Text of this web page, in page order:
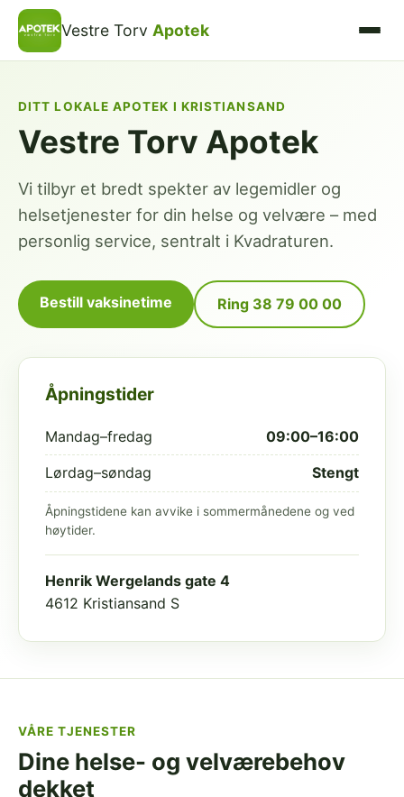
Vestre Torv Apotek
DITT LOKALE APOTEK I KRISTIANSAND
Vestre Torv Apotek
Vi tilbyr et bredt spekter av legemidler og
helsetjenester for din helse og velvære – med
personlig service, sentralt i Kvadraturen.
Bestill vaksinetime Ring 38 79 00 00
Åpningstider
Mandag–fredag 09:00–16:00
Lørdag–søndag Stengt
Åpningstidene kan avvike i sommermånedene og ved
høytider.
Henrik Wergelands gate 4
4612 Kristiansand S
VÅRE TJENESTER
Dine helse- og velværebehov
dekket